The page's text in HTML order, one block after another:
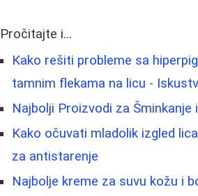
Pročitajte i...
Kako rešiti probleme sa
tamnim flekama na licu -
Najbolji Proizvodi za Šminkanje
Kako očuvati mladolik izgled
za antistarenje
Najbolje kreme za suvu kožu i